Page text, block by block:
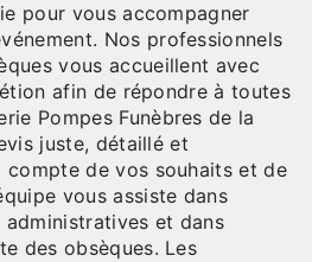
pour vous accompagner
Nos professionnels
vous accueillent avec
afin de répondre à toutes
Pompes Funèbres de la
juste, détaillé et
compte de vos souhaits et de
vous assiste dans
et dans
des obsèques. Les